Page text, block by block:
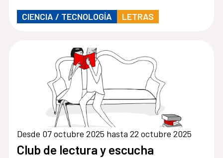
CIENCIA / TECNOLOGÍA LETRAS
Desde 07 octubre 2025 hasta 22 octubre 2025
Club de lectura y escucha